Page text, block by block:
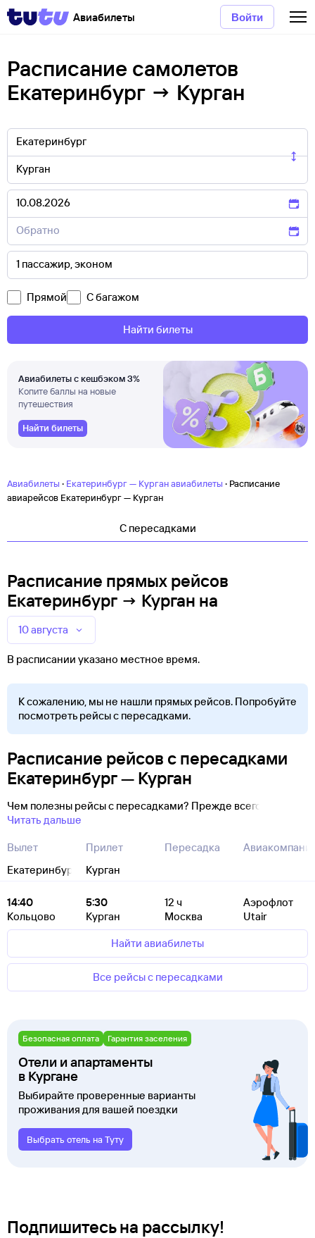
Авиабилеты Войти
Расписание самолетов
Екатеринбург → Курган
Прямой С багажом
Найти билеты
Авиабилеты с кешбэком 3%
Копите баллы на новые
путешествия
Найти билеты
Авиабилеты · Екатеринбург — Курган авиабилеты · Расписание
авиарейсов Екатеринбург — Курган
C пересадками
Расписание прямых рейсов
Екатеринбург → Курган на
10 августа
В расписании указано местное время.
К сожалению, мы не нашли прямых рейсов. Попробуйте
посмотреть рейсы с пересадками.
Расписание рейсов с пересадками
Екатеринбург — Курган
Чем полезны рейсы с пересадками? Прежде всего
Читать дальше
Вылет
Екатеринбург
Прилет
Курган
Пересадка
14:40
Кольцово
5:30
Курган
12 ч
Москва
Аэрофлот
Utair
Найти авиабилеты
Все рейсы с пересадками
Безопасная оплата Гарантия заселения
Отели и апартаменты
в Кургане
Выбирайте проверенные варианты
проживания для вашей поездки
Выбрать отель на Туту
Подпишитесь на рассылку!